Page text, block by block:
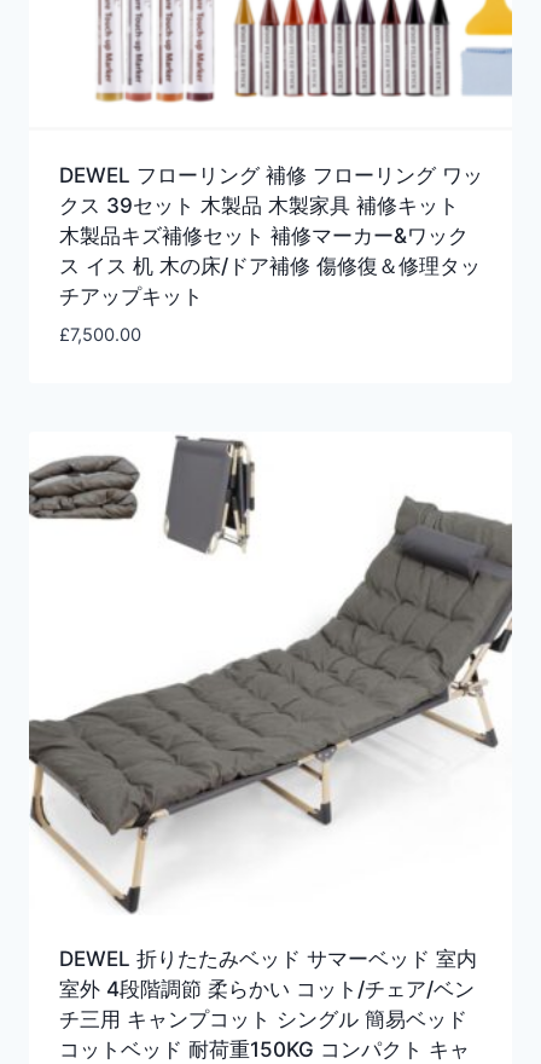
DEWEL フローリング 補修 フローリング ワッ
クス 39セット 木製品 木製家具 補修キット
木製品キズ補修セット 補修マーカー&ワック
ス イス 机 木の床/ドア補修 傷修復＆修理タッ
チアップキット
£7,500.00
DEWEL 折りたたみベッド サマーベッド 室内
室外 4段階調節 柔らかい コット/チェア/ベン
チ三用 キャンプコット シングル 簡易ベッド
コットベッド 耐荷重150KG コンパクト キャ